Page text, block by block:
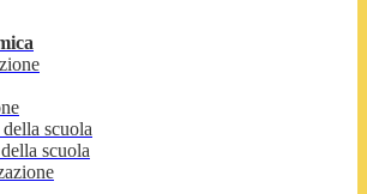
scuola
scuola